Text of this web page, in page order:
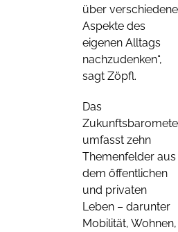
über verschiedene
Aspekte des
eigenen Alltags
nachzudenken“,
sagt Zöpfl.
Das
umfasst zehn
Themenfelder aus
dem öffentlichen
und privaten
Leben – darunter
Mobilität, Wohnen,